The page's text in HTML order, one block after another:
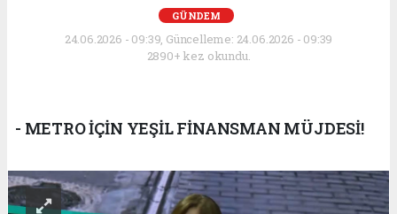
GÜNDEM
24.06.2026 - 09:39, Güncelleme: 24.06.2026 - 09:39
2890+ kez okundu.
- METRO İÇİN YEŞİL FİNANSMAN MÜJDESİ!